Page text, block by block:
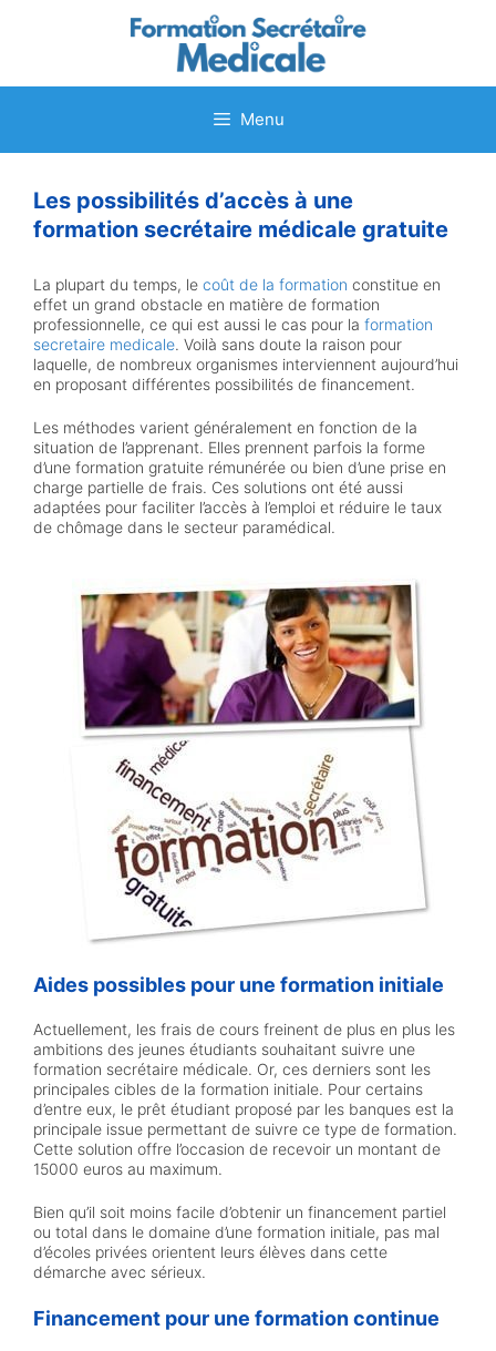
Menu
Les possibilités d’accès à une
formation secrétaire médicale gratuite
La plupart du temps, le coût de la formation constitue en
effet un grand obstacle en matière de formation
professionnelle, ce qui est aussi le cas pour la formation
secretaire medicale. Voilà sans doute la raison pour
laquelle, de nombreux organismes interviennent aujourd’hui
en proposant différentes possibilités de financement.
Les méthodes varient généralement en fonction de la
situation de l’apprenant. Elles prennent parfois la forme
d’une formation gratuite rémunérée ou bien d’une prise en
charge partielle de frais. Ces solutions ont été aussi
adaptées pour faciliter l’accès à l’emploi et réduire le taux
de chômage dans le secteur paramédical.
Aides possibles pour une formation initiale
Actuellement, les frais de cours freinent de plus en plus les
ambitions des jeunes étudiants souhaitant suivre une
formation secrétaire médicale. Or, ces derniers sont les
principales cibles de la formation initiale. Pour certains
d’entre eux, le prêt étudiant proposé par les banques est la
principale issue permettant de suivre ce type de formation.
Cette solution offre l’occasion de recevoir un montant de
15000 euros au maximum.
Bien qu’il soit moins facile d’obtenir un financement partiel
ou total dans le domaine d’une formation initiale, pas mal
d’écoles privées orientent leurs élèves dans cette
démarche avec sérieux.
Financement pour une formation continue